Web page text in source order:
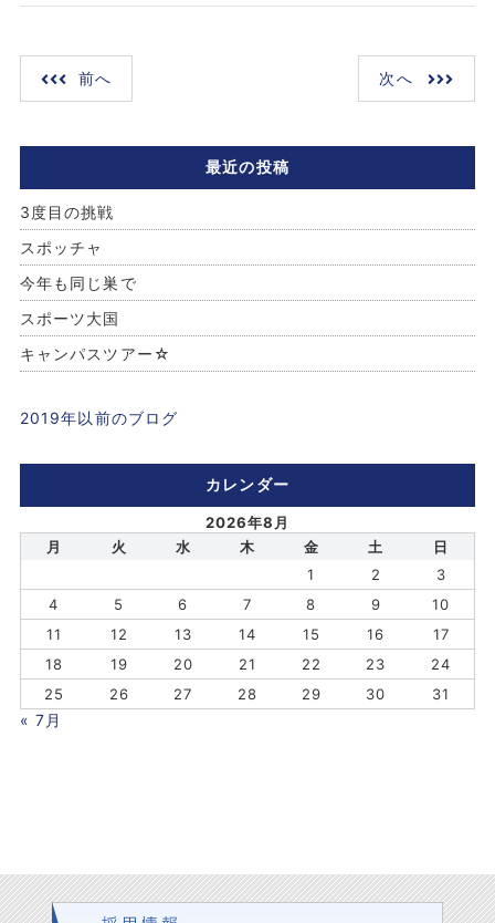
前へ 次へ
最近の投稿
3度目の挑戦
スポッチャ
今年も同じ巣で
スポーツ大国
キャンパスツアー☆
2019年以前のブログ
カレンダー
2026年8月
月
火 水 木 金 土
日
1
2
3
4
5 6 7 8 9
10
11
12 13 14 15 16
17
18
19 20 21 22 23
24
25
26 27 28 29 30 31
« 7月